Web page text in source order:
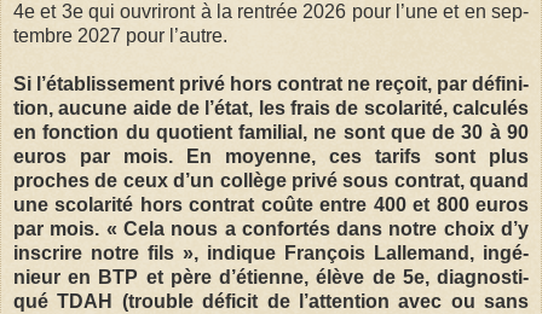
4e et 3e qui ouvri­ront à la ren­trée 2026 pour l’une et en sep­
tembre 2027 pour l’autre.
Si l’éta­blis­se­ment privé hors contrat ne reçoit, par défi­ni­
tion, aucune aide de l’état, les frais de sco­la­rité, cal­cu­lés
en fonc­tion du quo­tient fami­lial, ne sont que de 30 à 90
euros par mois. En moyenne, ces tarifs sont plus
proches de ceux d’un col­lège privé sous contrat, quand
une sco­la­rité hors contrat coûte entre 400 et 800 euros
par mois. « Cela nous a confor­tés dans notre choix d’y
ins­crire notre fils », indique François Lal­le­mand, ingé­
nieur en BTP et père d’étienne, élève de 5e, diag­nos­ti­
qué TDAH (trouble défi­cit de l’atten­tion avec ou sans